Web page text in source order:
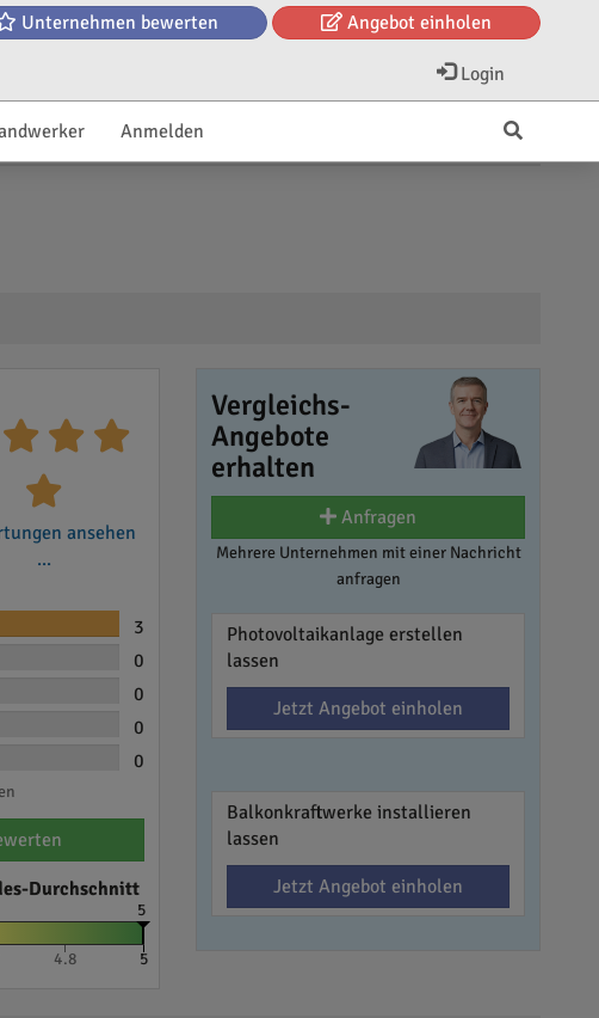
Unternehmen bewerten Angebot einholen
Login
Anmelden
ansehen
...
3
0
0
0
0
Durchschnitt
5
4.8 5
Vergleichs-
Angebote
erhalten
Anfragen
Mehrere Unternehmen mit einer Nachricht
anfragen
Photovoltaikanlage erstellen
lassen
Jetzt Angebot einholen
Balkonkraftwerke installieren
lassen
Jetzt Angebot einholen